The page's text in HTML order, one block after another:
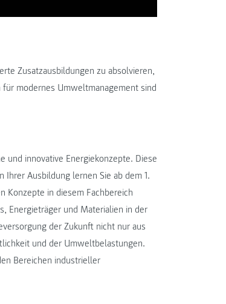
Zusatzausbildungen zu absolvieren,
modernes Umweltmanagement sind
und innovative Energiekonzepte. Diese
Ausbildung lernen Sie ab dem 1.
Konzepte in diesem Fachbereich
Energieträger und Materialien in der
der Zukunft nicht nur aus
und der Umweltbelastungen.
Bereichen industrieller